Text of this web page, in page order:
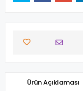
Ürün Açıklaması